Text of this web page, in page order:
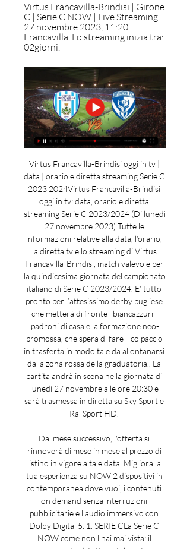
Virtus Francavilla-Brindisi | Girone
C | Serie C NOW | Live Streaming.
27 novembre 2023, 11:20.
Francavilla. Lo streaming inizia tra:
02giorni.
Virtus Francavilla-Brindisi oggi in tv |
data | orario e diretta streaming Serie C
2023 2024Virtus Francavilla-Brindisi
oggi in tv: data, orario e diretta
streaming Serie C 2023/2024 (Di lunedì
27 novembre 2023) Tutte le
informazioni relative alla data, l’orario,
la diretta tv e lo streaming di Virtus
Francavilla-Brindisi, match valevole per
la quindicesima giornata del campionato
italiano di Serie C 2023/2024. E’ tutto
pronto per l’attesissimo derby pugliese
che metterà di fronte i biancazzurri
padroni di casa e la formazione neo-
promossa, che spera di fare il colpaccio
in trasferta in modo tale da allontanarsi
dalla zona rossa della graduatoria.. La
partita andrà in scena nella giornata di
lunedì 27 novembre alle ore 20:30 e
sarà trasmessa in diretta su Sky Sport e
Rai Sport HD.
Dal mese successivo, l'offerta si
rinnoverà di mese in mese al prezzo di
listino in vigore a tale data. Migliora la
tua esperienza su NOW 2 dispositivi in
contemporanea dove vuoi, i contenuti
on demand senza interruzioni
pubblicitarie e l’audio immersivo con
Dolby Digital 5. 1. SERIE CLa Serie C
NOW come non l’hai mai vista: il